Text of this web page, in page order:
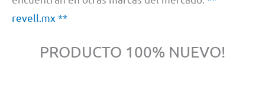
revell.mx **
PRODUCTO 100% NUEVO!